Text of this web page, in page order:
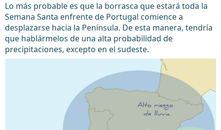
Lo más probable es que la borrasca que estará toda la
Semana Santa enfrente de Portugal comience a
desplazarse hacia la Península. De esta manera, tendría
que hablármelos de una alta probabilidad de
precipitaciones, excepto en el sudeste.